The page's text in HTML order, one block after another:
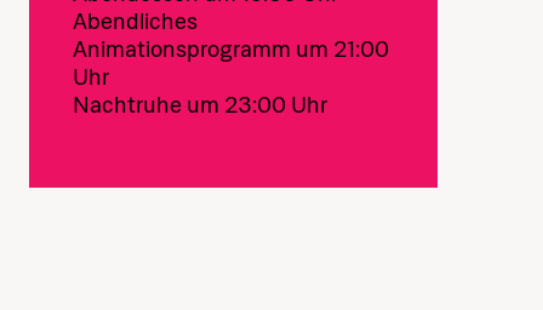
Abendliches
Animationsprogramm um 21:00
Uhr
Nachtruhe um 23:00 Uhr